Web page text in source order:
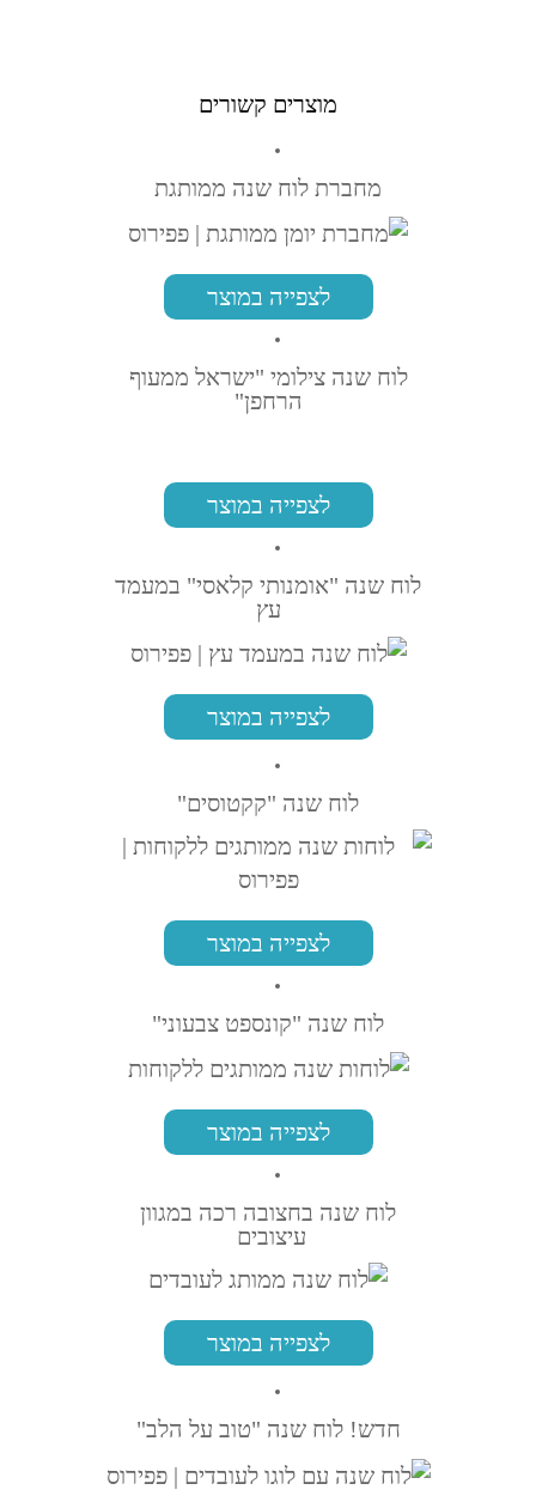
מוצרים קשורים
מחברת לוח שנה ממותגת
לצפייה במוצר
לוח שנה צילומי "ישראל ממעוף
הרחפן"
לצפייה במוצר
לוח שנה "אומנותי קלאסי" במעמד
עץ
לצפייה במוצר
לוח שנה "קקטוסים"
לצפייה במוצר
לוח שנה "קונספט צבעוני"
לצפייה במוצר
לוח שנה בחצובה רכה במגוון
עיצובים
לצפייה במוצר
חדש! לוח שנה "טוב על הלב"